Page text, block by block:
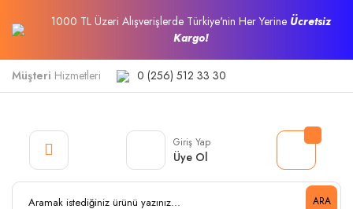
1000 TL Üzeri Alışverişlerde Türkiye'nin Her Yerine Ücretsiz
Kargo!
Müşteri Hizmetleri 0 (256) 512 33 30
ARA
Giriş Yap
Üye Ol